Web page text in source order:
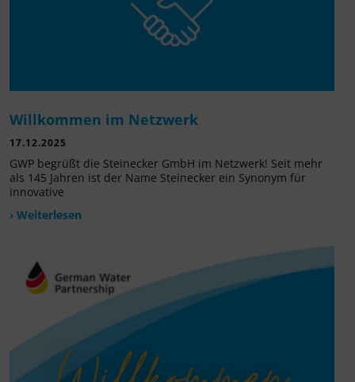
Willkommen im Netzwerk
17.12.2025
GWP begrüßt die Steinecker GmbH im Netzwerk! Seit mehr
als 145 Jahren ist der Name Steinecker ein Synonym für
innovative
› Weiterlesen